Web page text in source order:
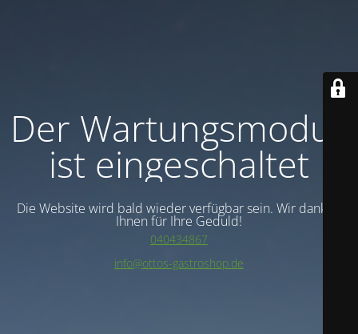
Der Wartungsmodus
ist eingeschaltet
Die Website wird bald wieder verfügbar sein. Wir danken
Ihnen für Ihre Geduld!
040434867
info@ottos-gastroshop.de